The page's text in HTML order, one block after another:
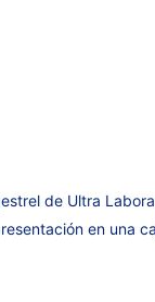
de Ultra
en una